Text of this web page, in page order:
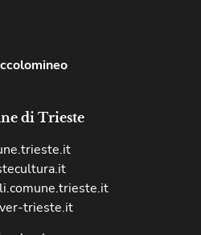
di Trieste
trieste.it